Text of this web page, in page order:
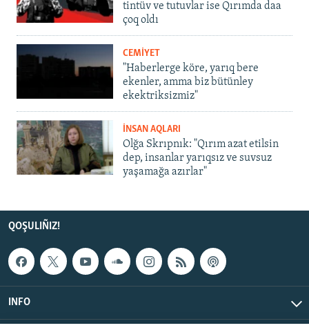
tintüv ve tutuvlar ise Qırımda daa
çoq oldı
CEMİYET
"Haberlerge köre, yarıq bere
ekenler, amma biz bütünley
ekektriksizmiz"
İNSAN AQLARI
Olğa Skrıpnık: "Qırım azat etilsin
dep, insanlar yarıqsız ve suvsuz
yaşamağa azırlar"
QOŞULIÑIZ!
INFO